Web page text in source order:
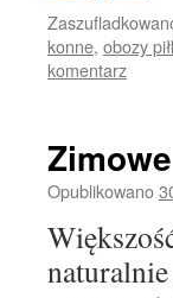
konne, obozy
komentarz
Opublikowano